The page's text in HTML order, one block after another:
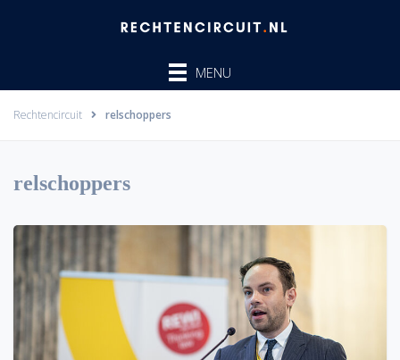
MENU
Rechtencircuit relschoppers
relschoppers